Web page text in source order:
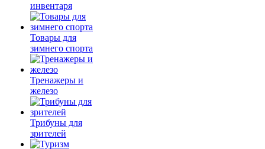
инвентаря
Товары для
зимнего спорта
Тренажеры и
железо
Трибуны для
зрителей